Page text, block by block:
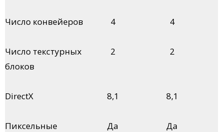
Число конвейеров 4 4
Число текстурных
блоков
2 2
DirectX 8,1 8,1
Пиксельные
Да Да